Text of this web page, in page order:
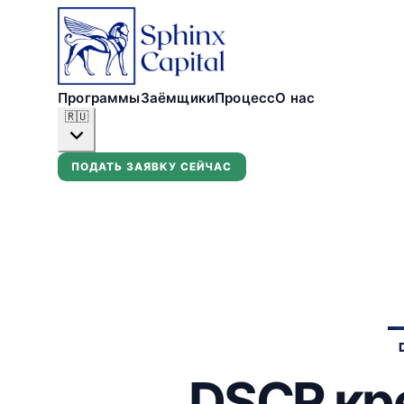
ПрограммыЗаёмщикиПроцессО нас
🇷🇺
ПОДАТЬ ЗАЯВКУ СЕЙЧАС